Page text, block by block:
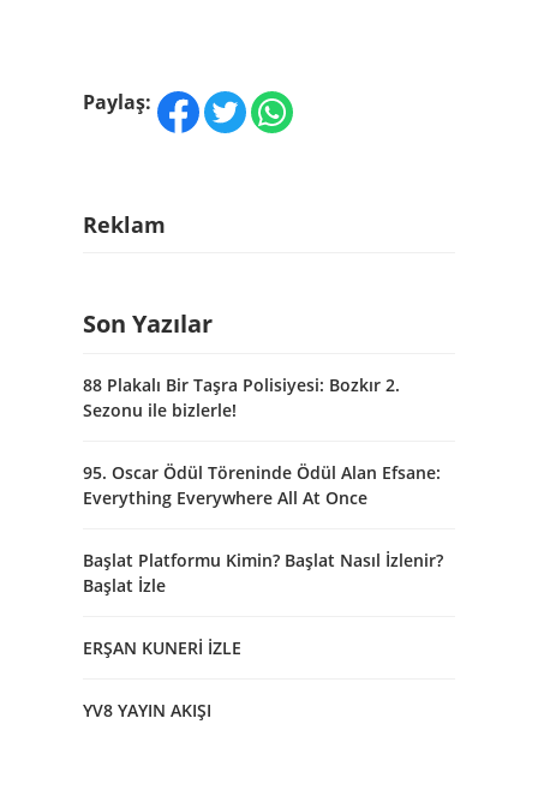
Paylaş:
Reklam
Son Yazılar
88 Plakalı Bir Taşra Polisiyesi: Bozkır 2.
Sezonu ile bizlerle!
95. Oscar Ödül Töreninde Ödül Alan Efsane:
Everything Everywhere All At Once
Başlat Platformu Kimin? Başlat Nasıl İzlenir?
Başlat İzle
ERŞAN KUNERİ İZLE
YV8 YAYIN AKIŞI